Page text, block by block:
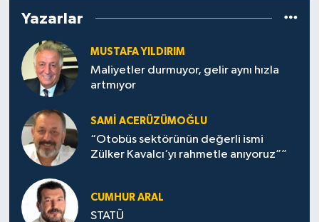
Yazarlar
MUSTAFA YILDIRIM
Maliyetler durmuyor, gelir aynı hızla
artmıyor
SAMI ACERÜZÜMOĞLU
“Otobüs sektörünün değerli ismi
Zülker Kavalcı‘yı rahmetle anıyoruz””
CUMHUR ARAL
STATÜ